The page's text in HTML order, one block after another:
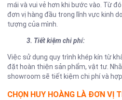
mái và vui vẻ hơn khi bước vào. Từ
đơn vị hàng đầu trong lĩnh vực kinh
tượng của mình.
3. Tiết kiệm chi phí:
Việc sử dụng quy trình khép kín từ
đặt hoàn thiện sản phẩm, vật tư.
showroom sẽ tiết kiệm chi phí và
CHỌN HUY HOÀNG LÀ ĐƠN VỊ